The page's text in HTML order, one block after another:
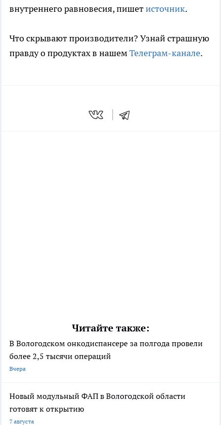
внутреннего равновесия, пишетисточник.
Что скрывают производители? Узнай страшную
правду о продуктах в нашемТелеграм-канале.
Читайте также:
В Вологодском онкодиспансере за полгода провели
более 2,5 тысячи операций
Вчера
Новый модульный ФАП в Вологодской области
готовят к открытию
7 августа